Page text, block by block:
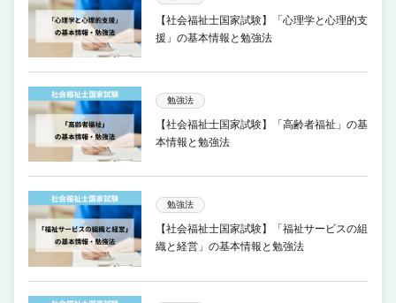
【社会福祉士国家試験】「心理学と心理的支
援」の基本情報と勉強法
勉強法
【社会福祉士国家試験】「高齢者福祉」の基
本情報と勉強法
勉強法
【社会福祉士国家試験】「福祉サービスの組
織と経営」の基本情報と勉強法